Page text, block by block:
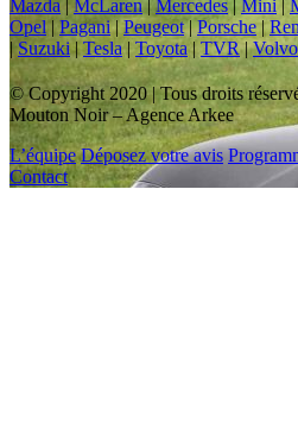
Mazda |McLaren|Mercedes | Mini |
Opel | Pagani|Peugeot|Porsche |
| Suzuki|Tesla| Toyota | TVR|Volvo
© Copyright 2020 | Tous droits
Mouton Noir – Agence Arkee
L’équipe Déposez votre avis
Contact